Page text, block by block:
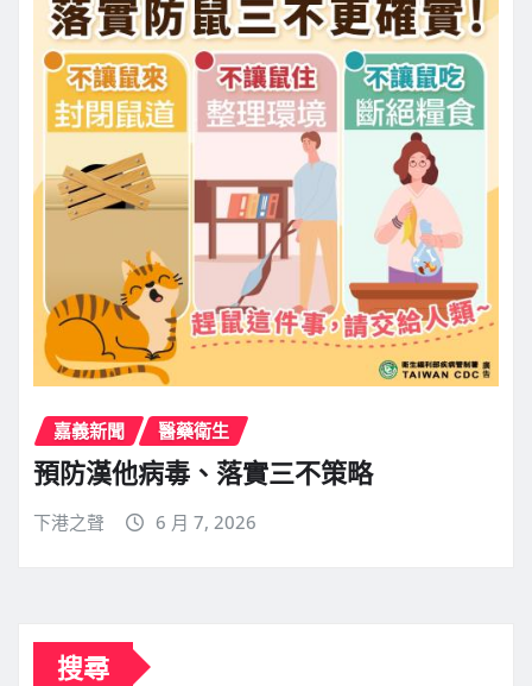
嘉義新聞 醫藥衛生
預防漢他病毒、落實三不策略
下港之聲 6 月 7, 2026
搜尋